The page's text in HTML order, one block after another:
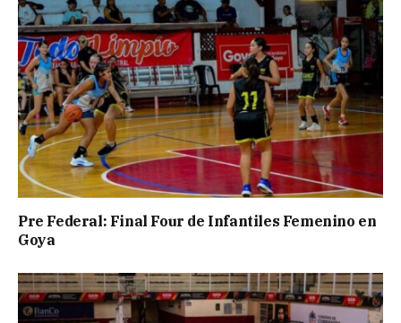
Pre Federal: Final Four de Infantiles Femenino en
Goya